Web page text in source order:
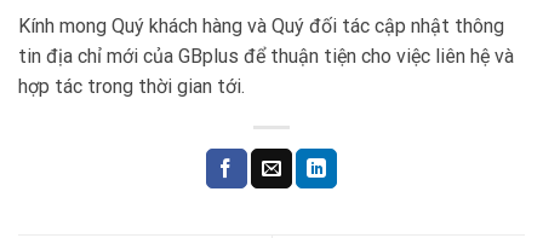
Kính mong Quý khách hàng và Quý đối tác cập nhật thông
tin địa chỉ mới của GBplus để thuận tiện cho việc liên hệ và
hợp tác trong thời gian tới.